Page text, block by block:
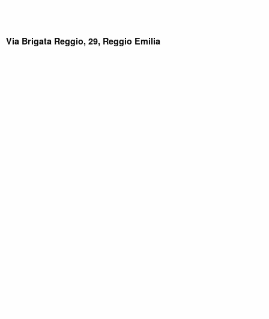
Via Brigata Reggio, 29, Reggio Emilia